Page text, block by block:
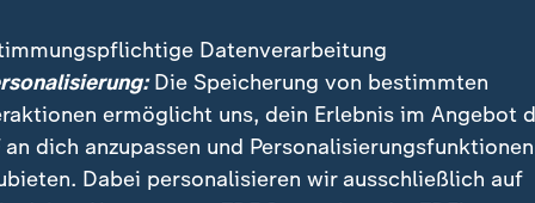
internationale Organisation, die 1945 gegründet
Kriege zu verhindern. Fast alle Staaten der Welt,
mittlerweile an. Jedes Jahr kommen die Mitglieder
(UN-Vollversammlung) zusammen. Mit der UN-
möchte die UNO einen Austausch zwischen
Herausforderungen zu besprechen. Die
Datenverarbeitung
Die Speicherung von bestimmten
ermöglicht uns, dein Erlebnis im Angebot
an dich anzupassen und Personalisierungsfunktionen
Dabei personalisieren wir ausschließlich auf